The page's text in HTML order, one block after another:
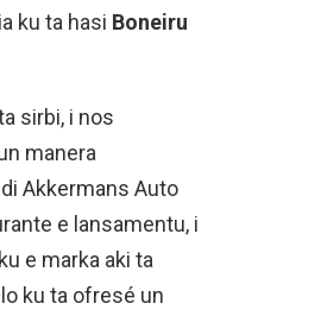
ku ta hasi Boneiru
sirbi, i nos
manera
Akkermans Auto
e lansamentu, i
e marka aki ta
ku ta ofresé un